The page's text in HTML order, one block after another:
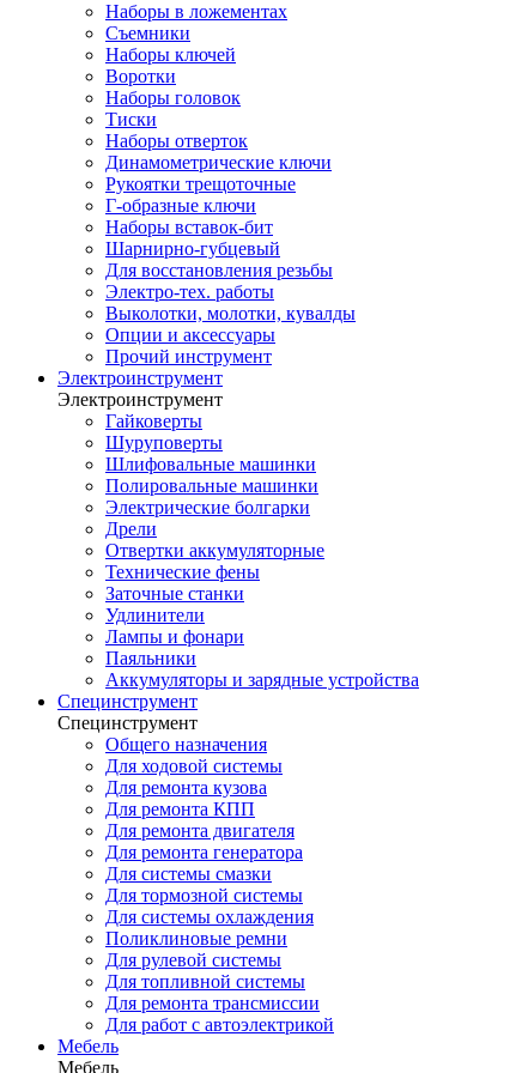
Наборы в ложементах
Съемники
Наборы ключей
Воротки
Наборы головок
Тиски
Наборы отверток
Динамометрические ключи
Рукоятки трещоточные
Г-образные ключи
Наборы вставок-бит
Шарнирно-губцевый
Для восстановления резьбы
Электро-тех. работы
Выколотки, молотки, кувалды
Опции и аксессуары
Прочий инструмент
Электроинструмент
Электроинструмент
Гайковерты
Шуруповерты
Шлифовальные машинки
Полировальные машинки
Электрические болгарки
Дрели
Отвертки аккумуляторные
Технические фены
Заточные станки
Удлинители
Лампы и фонари
Паяльники
Аккумуляторы и зарядные устройства
Специнструмент
Специнструмент
Общего назначения
Для ходовой системы
Для ремонта кузова
Для ремонта КПП
Для ремонта двигателя
Для ремонта генератора
Для системы смазки
Для тормозной системы
Для системы охлаждения
Поликлиновые ремни
Для рулевой системы
Для топливной системы
Для ремонта трансмиссии
Для работ с автоэлектрикой
Мебель
Мебель